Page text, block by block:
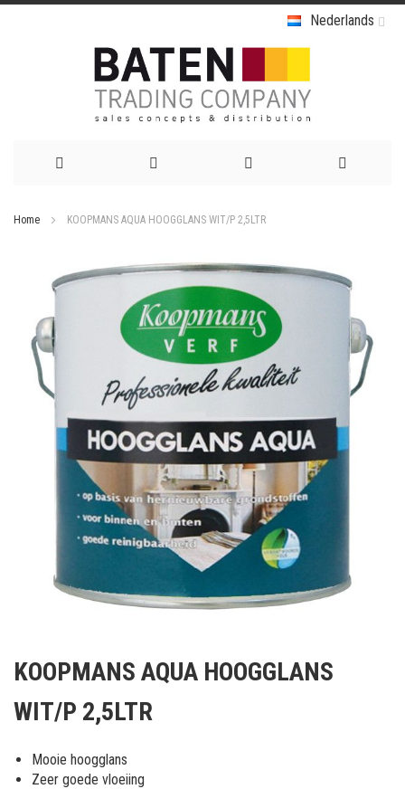
Nederlands
Home KOOPMANS AQUA HOOGGLANS WIT/P 2,5LTR
einde
afbeeldingen-
gallerij
het
van
afbeeldingen-
gallerij
KOOPMANS AQUA HOOGGLANS
WIT/P 2,5LTR
Mooie hoogglans
Zeer goede vloeiing